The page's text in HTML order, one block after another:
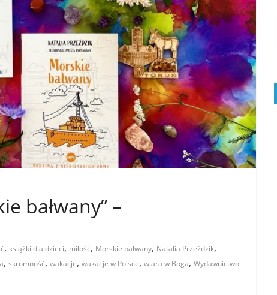
bałwany” –
, książki dla dzieci, miłość, Morskie bałwany, Natalia Przeździk,
, skromność, wakacje, wakacje w Polsce, wiara w Boga, Wydawnictwo